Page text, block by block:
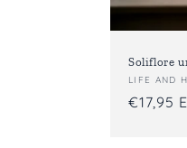
Soliflore
LIFE AND
Prix
€17,95